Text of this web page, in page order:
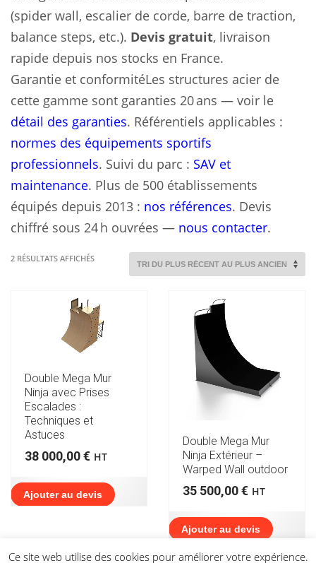
(spider wall, escalier de corde, barre de traction,
balance steps, etc.). Devis gratuit, livraison
rapide depuis nos stocks en France.
Garantie et conformitéLes structures acier de
cette gamme sont garanties 20 ans — voir le
détail des garanties. Référentiels applicables :
normes des équipements sportifs
professionnels. Suivi du parc : SAV et
maintenance. Plus de 500 établissements
équipés depuis 2013 : nos références. Devis
chiffré sous 24 h ouvrées — nous contacter.
2 RÉSULTATS AFFICHÉSTRIÉ
AU
PLUS
ANCIEN
Double Mega Mur
Ninja avec Prises
Escalades :
Techniques et
Astuces
38 000,00€ HT
Ajouter au devis
Double Mega Mur
Ninja Extérieur –
Warped Wall outdoor
35 500,00€ HT
Ajouter au devis
Ce site web utilise des cookies pour améliorer votre expérience.